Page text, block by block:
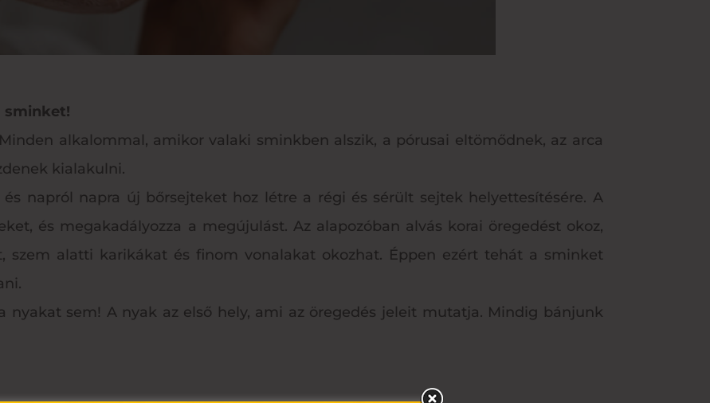
sminket!
alkalommal, amikor valaki sminkben alszik, a pórusai eltömődnek, az arca
kialakulni.
napról napra új bőrsejteket hoz létre a régi és sérült sejtek helyettesítésére. A
és megakadályozza a megújulást. Az alapozóban alvás korai öregedést okoz,
szem alatti karikákat és finom vonalakat okozhat. Éppen ezért tehát a sminket
nyakat sem! A nyak az első hely, ami az öregedés jeleit mutatja. Mindig bánjunk